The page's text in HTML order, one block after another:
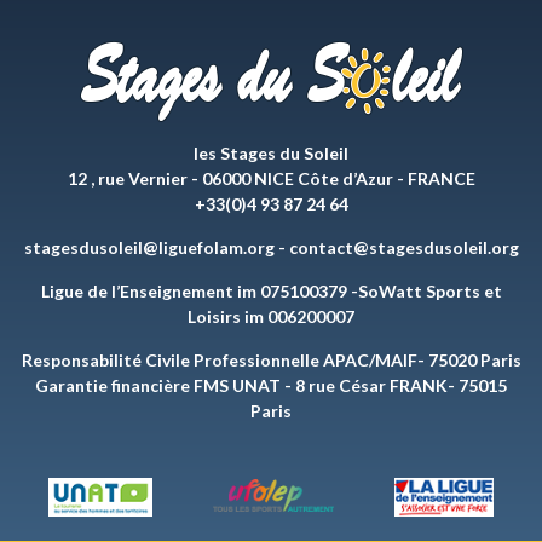
les Stages du Soleil
12 , rue Vernier - 06000 NICE Côte d’Azur - FRANCE
+33(0)4 93 87 24 64
stagesdusoleil@liguefolam.org- contact@stagesdusoleil.org
Ligue de l’Enseignement im 075100379 -SoWatt Sports et
Loisirs im 006200007
Responsabilité Civile Professionnelle APAC/MAIF- 75020 Paris
Garantie financière FMS UNAT - 8 rue César FRANK- 75015
Paris